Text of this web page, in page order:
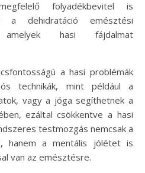
folyadékbevitel is
a dehidratáció emésztési
hasi fájdalmat
a hasi problémák
technikák, mint például a
vagy a jóga segíthetnek a
ezáltal csökkentve a hasi
testmozgás nemcsak a
hanem a mentális jólétet is
van az emésztésre.